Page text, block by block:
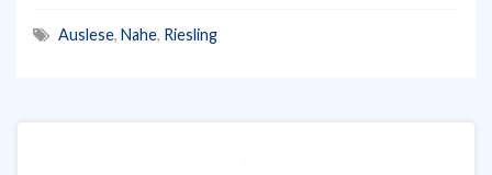
Auslese, Nahe, Riesling